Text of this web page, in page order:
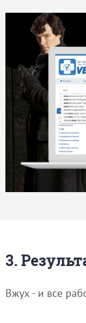
3.
Вжух - и все